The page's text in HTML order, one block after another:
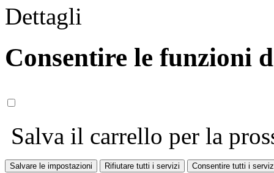
Dettagli
Consentire le funzioni
Salva il carrello per la
Salvare le impostazioni Rifiutare tutti i servizi Consentire tutti i